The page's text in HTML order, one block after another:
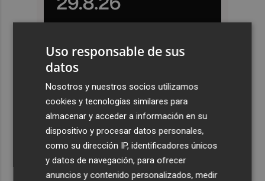
Uso responsable de sus
datos
Nosotros y nuestros socios utilizamos
cookies y tecnologías similares para
almacenar y acceder a información en su
dispositivo y procesar datos personales,
como su dirección IP, identificadores únicos
y datos de navegación, para ofrecer
anuncios y contenido personalizados, medir